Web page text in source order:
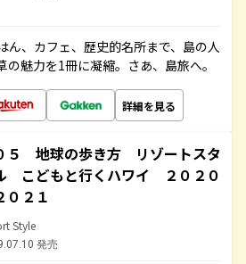
ん、カフェ、歴史的名所まで、島の人
魅力を1冊に凝縮。さあ、島旅へ。
詳細を見る
５ 地球の歩き方 リゾートスタ
こどもと行くハワイ ２０２０
０２１
Style
発売